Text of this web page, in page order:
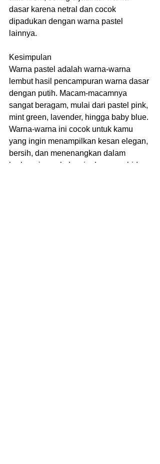
dasar karena netral dan cocok
dipadukan dengan warna pastel
lainnya.
Kesimpulan
Warna pastel adalah warna-warna
lembut hasil pencampuran warna dasar
dengan putih. Macam-macamnya
sangat beragam, mulai dari pastel pink,
mint green, lavender, hingga baby blue.
Warna-warna ini cocok untuk kamu
yang ingin menampilkan kesan elegan,
bersih, dan menenangkan dalam
berbagai aspek desain dan gaya hidup.